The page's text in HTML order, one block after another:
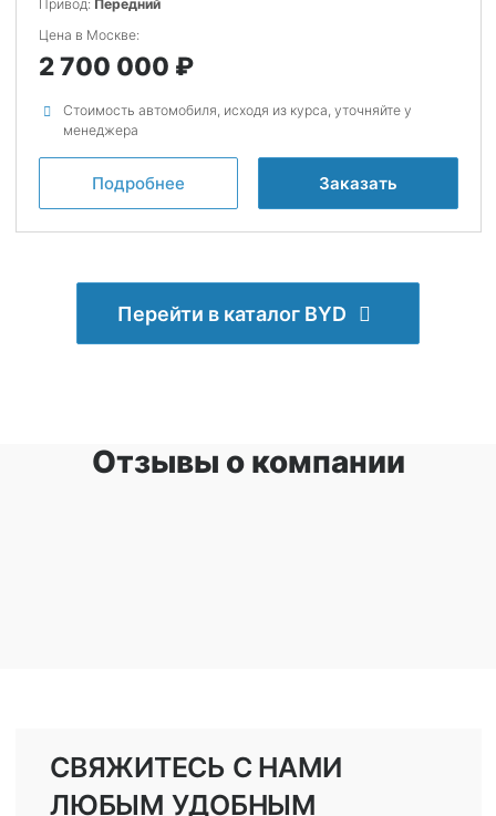
Привод: Передний
Цена в Москве:
2 700 000
Стоимость автомобиля, исходя из курса, уточняйте у
менеджера
Подробнее Заказать
Перейти в каталог BYD
Отзывы о компании
СВЯЖИТЕСЬ С НАМИ
ЛЮБЫМ УДОБНЫМ